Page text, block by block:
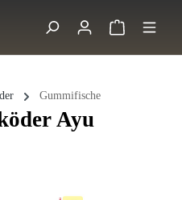
Gummifische
Ayu